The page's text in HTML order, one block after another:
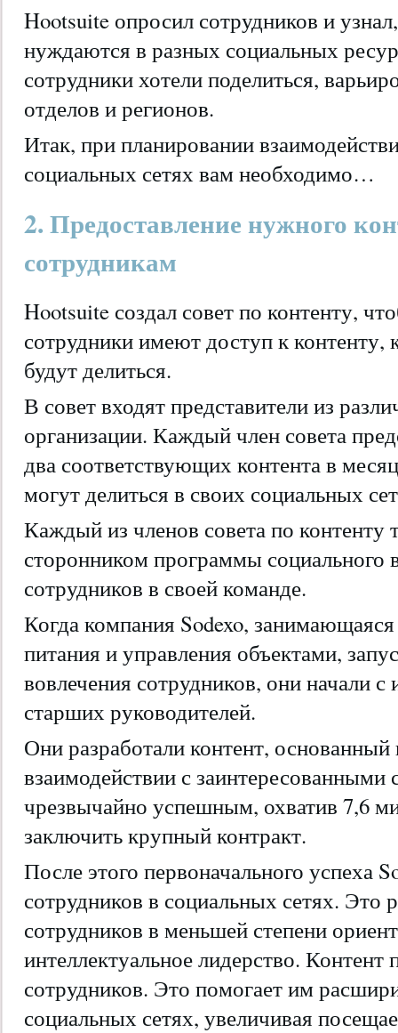
Hootsuite опросил сотрудников и
нуждаются в разных социальных
сотрудники хотели поделиться,
отделов и регионов.
Итак, при планировании
социальных сетях вам необходимо…
2. Предоставление нужного
сотрудникам
Hootsuite создал совет по контенту,
сотрудники имеют доступ к контенту,
будут делиться.
В совет входят представители из
организации. Каждый член совета
два соответствующих контента в
могут делиться в своих социальных
Каждый из членов совета по контенту
сторонником программы социального
сотрудников в своей команде.
Когда компания Sodexo,
питания и управления объектами,
вовлечения сотрудников, они начали
старших руководителей.
Они разработали контент,
взаимодействии с
чрезвычайно успешным, охватив 7,6
заключить крупный контракт.
После этого первоначального успеха
сотрудников в социальных сетях. Это
сотрудников в меньшей степени
интеллектуальное лидерство. Контент
сотрудников. Это помогает им
социальных сетях, увеличивая